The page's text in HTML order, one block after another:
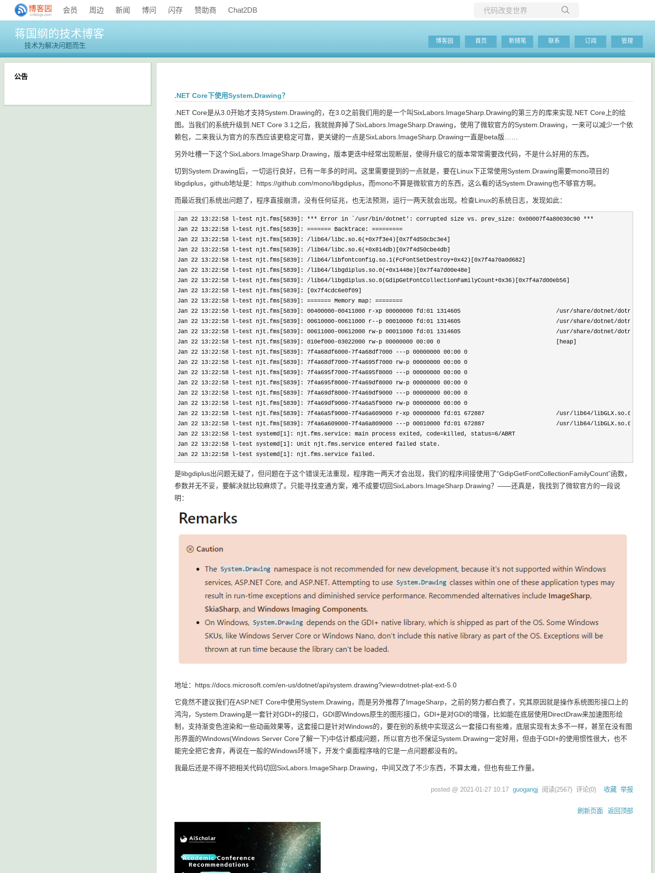
会员 周边 新闻 博问 闪存 赞助商 Chat2DB
当前博客
蒋国纲的技术博客
技术为解决问题而生
博客园 首页 新随笔 联系 订阅 管理
.NET Core下使用System.Drawing？
.NET Core是从3.0开始才支持System.Drawing的，在3.0之前我们用的是一个叫SixLabors.ImageSharp.Drawing的第三方的库来实现.NET Core上的绘
图。当我们的系统升级到.NET Core 3.1之后，我就抛弃掉了SixLabors.ImageSharp.Drawing，使用了微软官方的System.Drawing，一来可以减少一个依
赖包，二来我认为官方的东西应该更稳定可靠，更关键的一点是SixLabors.ImageSharp.Drawing一直是beta版……
另外吐槽一下这个SixLabors.ImageSharp.Drawing，版本更迭中经常出现断层，使得升级它的版本常常需要改代码，不是什么好用的东西。
切到System.Drawing后，一切运行良好，已有一年多的时间。这里需要提到的一点就是，要在Linux下正常使用System.Drawing需要mono项目的
libgdiplus，github地址是：https://github.com/mono/libgdiplus，而mono不算是微软官方的东西，这么看的话System.Drawing也不够官方啊。
而最近我们系统出问题了，程序直接崩溃，没有任何征兆，也无法预测，运行一两天就会出现。检查Linux的系统日志，发现如此：
Jan 22 13:22:58 l-test njt.fms[5839]: *** Error in `/usr/bin/dotnet': corrupted size vs. prev_size: 0x00007f4a80030c90 ***
Jan 22 13:22:58 l-test njt.fms[5839]: ======= Backtrace: =========
Jan 22 13:22:58 l-test njt.fms[5839]: /lib64/libc.so.6(+0x7f3e4)[0x7f4d50cbc3e4]
Jan 22 13:22:58 l-test njt.fms[5839]: /lib64/libc.so.6(+0x814db)[0x7f4d50cbe4db]
Jan 22 13:22:58 l-test njt.fms[5839]: /lib64/libfontconfig.so.1(FcFontSetDestroy+0x42)[0x7f4a70a0d682]
Jan 22 13:22:58 l-test njt.fms[5839]: /lib64/libgdiplus.so.0(+0x1448e)[0x7f4a7d00e48e]
Jan 22 13:22:58 l-test njt.fms[5839]: /lib64/libgdiplus.so.0(GdipGetFontCollectionFamilyCount+0x36)[0x7f4a7d00eb56]
Jan 22 13:22:58 l-test njt.fms[5839]: [0x7f4cdc6e0f09]
Jan 22 13:22:58 l-test njt.fms[5839]: ======= Memory map: ========
Jan 22 13:22:58 l-test njt.fms[5839]: 00400000-00411000 r-xp 00000000 fd:01 1314605                            /usr/share/dotnet/dotnet
Jan 22 13:22:58 l-test njt.fms[5839]: 00610000-00611000 r--p 00010000 fd:01 1314605                            /usr/share/dotnet/dotnet
Jan 22 13:22:58 l-test njt.fms[5839]: 00611000-00612000 rw-p 00011000 fd:01 1314605                            /usr/share/dotnet/dotnet
Jan 22 13:22:58 l-test njt.fms[5839]: 010ef000-03022000 rw-p 00000000 00:00 0                                  [heap]
Jan 22 13:22:58 l-test njt.fms[5839]: 7f4a68df6000-7f4a68df7000 ---p 00000000 00:00 0
Jan 22 13:22:58 l-test njt.fms[5839]: 7f4a68df7000-7f4a695f7000 rw-p 00000000 00:00 0
Jan 22 13:22:58 l-test njt.fms[5839]: 7f4a695f7000-7f4a695f8000 ---p 00000000 00:00 0
Jan 22 13:22:58 l-test njt.fms[5839]: 7f4a695f8000-7f4a69df8000 rw-p 00000000 00:00 0
Jan 22 13:22:58 l-test njt.fms[5839]: 7f4a69df8000-7f4a69df9000 ---p 00000000 00:00 0
Jan 22 13:22:58 l-test njt.fms[5839]: 7f4a69df9000-7f4a6a5f9000 rw-p 00000000 00:00 0
Jan 22 13:22:58 l-test njt.fms[5839]: 7f4a6a5f9000-7f4a6a609000 r-xp 00000000 fd:01 672887                     /usr/lib64/libGLX.so.0.0.0
Jan 22 13:22:58 l-test njt.fms[5839]: 7f4a6a609000-7f4a6a809000 ---p 00010000 fd:01 672887                     /usr/lib64/libGLX.so.0.0.0
Jan 22 13:22:58 l-test systemd[1]: njt.fms.service: main process exited, code=killed, status=6/ABRT
Jan 22 13:22:58 l-test systemd[1]: Unit njt.fms.service entered failed state.
Jan 22 13:22:58 l-test systemd[1]: njt.fms.service failed.
是libgdiplus出问题无疑了，但问题在于这个错误无法重现，程序跑一两天才会出现，我们的程序间接使用了“GdipGetFontCollectionFamilyCount”函数，
参数并无不妥，要解决就比较麻烦了。只能寻找变通方案，难不成要切回SixLabors.ImageSharp.Drawing？——还真是，我找到了微软官方的一段说
明：
地址：https://docs.microsoft.com/en-us/dotnet/api/system.drawing?view=dotnet-plat-ext-5.0
它竟然不建议我们在ASP.NET Core中使用System.Drawing，而是另外推荐了ImageSharp，之前的努力都白费了，究其原因就是操作系统图形接口上的
鸿沟，System.Drawing是一套针对GDI+的接口，GDI即Windows原生的图形接口，GDI+是对GDI的增强，比如能在底层使用DirectDraw来加速图形绘
制，支持渐变色渲染和一些动画效果等，这套接口是针对Windows的，要在别的系统中实现这么一套接口有些难，底层实现有太多不一样，甚至在没有图
形界面的Windows(Windows Server Core了解一下)中估计都成问题，所以官方也不保证System.Drawing一定好用，但由于GDI+的使用惯性很大，也不
能完全把它舍弃，再说在一般的Windows环境下，开发个桌面程序啥的它是一点问题都没有的。
我最后还是不得不把相关代码切回SixLabors.ImageSharp.Drawing，中间又改了不少东西，不算太难，但也有些工作量。
posted @ 2021-01-27 10:17 guogangj 阅读(2567) 评论(0) 收藏 举报
刷新页面 返回顶部
公告